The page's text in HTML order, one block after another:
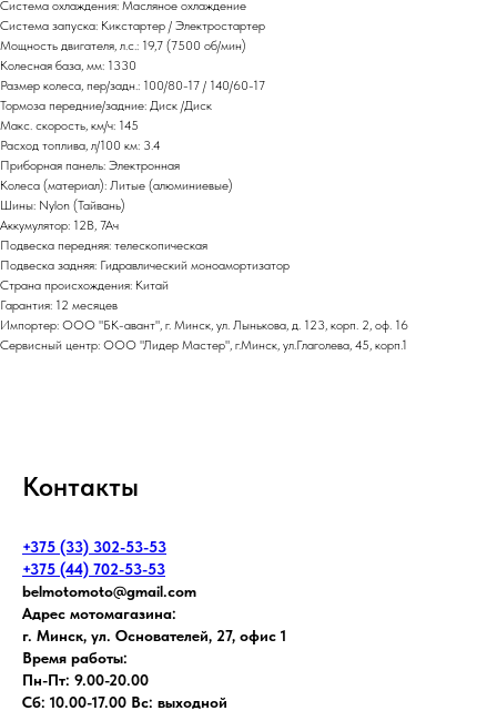
Система охлаждения: Масляное охлаждение
Система запуска: Кикстартер / Электростартер
Мощность двигателя, л.с.: 19,7 (7500 об/мин)
Колесная база, мм: 1330
Размер колеса, пер/задн.: 100/80-17 / 140/60-17
Тормоза передние/задние: Диск /Диск
Макс. скорость, км/ч: 145
Расход топлива, л/100 км: 3.4
Приборная панель: Электронная
Колеса (материал): Литые (алюминиевые)
Шины: Nylon (Тайвань)
Аккумулятор: 12В, 7Ач
Подвеска передняя: телескопическая
Подвеска задняя: Гидравлический моноамортизатор
Страна происхождения: Китай
Гарантия: 12 месяцев
Импортер: ООО "БК-авант", г. Минск, ул. Лынькова, д. 123, корп. 2, оф. 16
Сервисный центр: ООО "Лидер Мастер", г.Минск, ул.Глаголева, 45, корп.1
Контакты
+375 (33) 302-53-53
+375 (44) 702-53-53
belmotomoto@gmail.com
Адрес мотомагазина:
г. Минск, ул. Основателей, 27, офис 1
Время работы:
Пн-Пт: 9.00-20.00
Сб: 10.00-17.00 Вс: выходной